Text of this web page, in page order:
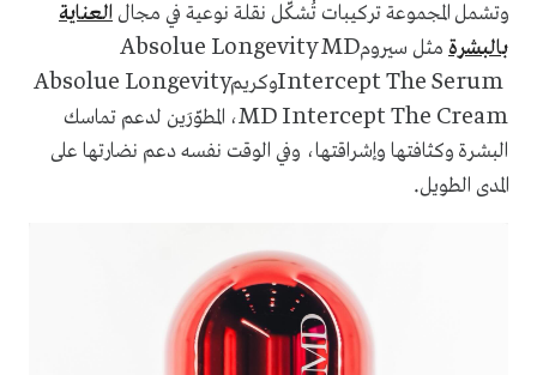
وتشمل المجموعة تركيبات تُشكّل نقلة نوعية في مجال العناية
بالبشرة مثل سيرومAbsolue Longevity MD
Intercept The SerumوكريمAbsolue Longevity
MD Intercept The Cream، المطوّرَين لدعم تماسك
البشرة وكثافتها وإشراقتها، وفي الوقت نفسه دعم نضارتها على
المدى الطويل.